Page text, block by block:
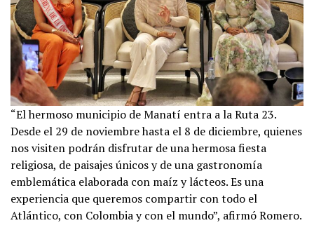
“El hermoso municipio de Manatí entra a la Ruta 23.
Desde el 29 de noviembre hasta el 8 de diciembre, quienes
nos visiten podrán disfrutar de una hermosa fiesta
religiosa, de paisajes únicos y de una gastronomía
emblemática elaborada con maíz y lácteos. Es una
experiencia que queremos compartir con todo el
Atlántico, con Colombia y con el mundo”, afirmó Romero.